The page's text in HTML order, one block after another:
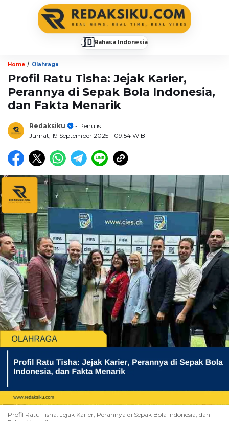
🇮🇩Bahasa Indonesia
Home / Olahraga
Profil Ratu Tisha: Jejak Karier,
Perannya di Sepak Bola Indonesia,
dan Fakta Menarik
Redaksiku
- Penulis
Jumat, 19 September 2025 - 09:54 WIB
Profil Ratu Tisha: Jejak Karier, Perannya di Sepak Bola Indonesia, dan